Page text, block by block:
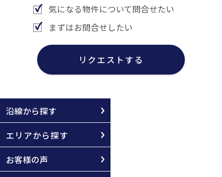
気になる物件について問合せたい
まずはお問合せしたい
リクエストする
沿線から探す
エリアから探す
お客様の声